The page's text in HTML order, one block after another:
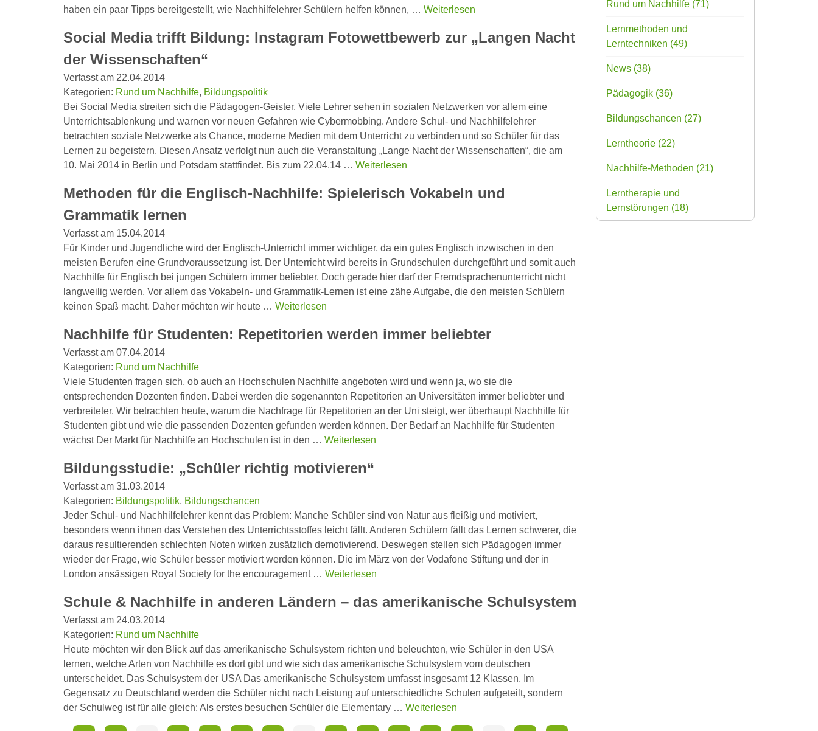
haben ein paar Tipps bereitgestellt, wie Nachhilfelehrer Schülern helfen können, … Weiterlesen
Social Media trifft Bildung: Instagram Fotowettbewerb zur „Langen Nacht
der Wissenschaften“
Verfasst am 22.04.2014
Kategorien: Rund um Nachhilfe, Bildungspolitik
Bei Social Media streiten sich die Pädagogen-Geister. Viele Lehrer sehen in sozialen Netzwerken vor allem eine
Unterrichtsablenkung und warnen vor neuen Gefahren wie Cybermobbing. Andere Schul- und Nachhilfelehrer
betrachten soziale Netzwerke als Chance, moderne Medien mit dem Unterricht zu verbinden und so Schüler für das
Lernen zu begeistern. Diesen Ansatz verfolgt nun auch die Veranstaltung „Lange Nacht der Wissenschaften“, die am
10. Mai 2014 in Berlin und Potsdam stattfindet. Bis zum 22.04.14 … Weiterlesen
Methoden für die Englisch-Nachhilfe: Spielerisch Vokabeln und
Grammatik lernen
Verfasst am 15.04.2014
Für Kinder und Jugendliche wird der Englisch-Unterricht immer wichtiger, da ein gutes Englisch inzwischen in den
meisten Berufen eine Grundvoraussetzung ist. Der Unterricht wird bereits in Grundschulen durchgeführt und somit auch
Nachhilfe für Englisch bei jungen Schülern immer beliebter. Doch gerade hier darf der Fremdsprachenunterricht nicht
langweilig werden. Vor allem das Vokabeln- und Grammatik-Lernen ist eine zähe Aufgabe, die den meisten Schülern
keinen Spaß macht. Daher möchten wir heute … Weiterlesen
Nachhilfe für Studenten: Repetitorien werden immer beliebter
Verfasst am 07.04.2014
Kategorien: Rund um Nachhilfe
Viele Studenten fragen sich, ob auch an Hochschulen Nachhilfe angeboten wird und wenn ja, wo sie die
entsprechenden Dozenten finden. Dabei werden die sogenannten Repetitorien an Universitäten immer beliebter und
verbreiteter. Wir betrachten heute, warum die Nachfrage für Repetitorien an der Uni steigt, wer überhaupt Nachhilfe für
Studenten gibt und wie die passenden Dozenten gefunden werden können. Der Bedarf an Nachhilfe für Studenten
wächst Der Markt für Nachhilfe an Hochschulen ist in den … Weiterlesen
Bildungsstudie: „Schüler richtig motivieren“
Verfasst am 31.03.2014
Kategorien: Bildungspolitik, Bildungschancen
Jeder Schul- und Nachhilfelehrer kennt das Problem: Manche Schüler sind von Natur aus fleißig und motiviert,
besonders wenn ihnen das Verstehen des Unterrichtsstoffes leicht fällt. Anderen Schülern fällt das Lernen schwerer, die
daraus resultierenden schlechten Noten wirken zusätzlich demotivierend. Deswegen stellen sich Pädagogen immer
wieder der Frage, wie Schüler besser motiviert werden können. Die im März von der Vodafone Stiftung und der in
London ansässigen Royal Society for the encouragement … Weiterlesen
Schule & Nachhilfe in anderen Ländern – das amerikanische Schulsystem
Verfasst am 24.03.2014
Kategorien: Rund um Nachhilfe
Heute möchten wir den Blick auf das amerikanische Schulsystem richten und beleuchten, wie Schüler in den USA
lernen, welche Arten von Nachhilfe es dort gibt und wie sich das amerikanische Schulsystem vom deutschen
unterscheidet. Das Schulsystem der USA Das amerikanische Schulsystem umfasst insgesamt 12 Klassen. Im
Gegensatz zu Deutschland werden die Schüler nicht nach Leistung auf unterschiedliche Schulen aufgeteilt, sondern
der Schulweg ist für alle gleich: Als erstes besuchen Schüler die Elementary … Weiterlesen
Rund um Nachhilfe (71)
Lernmethoden und
Lerntechniken (49)
News (38)
Pädagogik (36)
Bildungschancen (27)
Lerntheorie (22)
Nachhilfe-Methoden (21)
Lerntherapie und
Lernstörungen (18)